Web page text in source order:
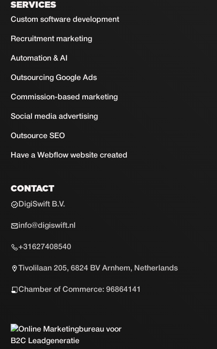
SERVICES
Custom software development
Recruitment marketing
Automation & AI
Outsourcing Google Ads
Commission-based marketing
Social media advertising
Outsource SEO
Have a Webflow website created
CONTACT
DigiSwift B.V.
info@digiswift.nl
+31627408540
Tivolilaan 205, 6824 BV Arnhem, Netherlands
Chamber of Commerce: 96864141